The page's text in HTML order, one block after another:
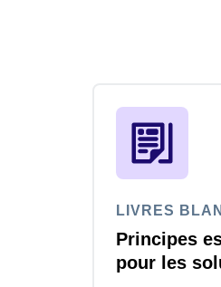
LIVRES
Principes
pour les